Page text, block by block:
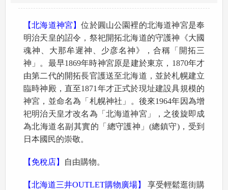
【北海道神宮】位於圓山公園裡的北海道神宮是奉
明治天皇的詔令，祭祀開拓北海道的守護神《大國
魂神、大那牟遲神、少彦名神》，合稱「開拓三
神」。最早1869年時神宮原是建於東京，1870年才
由第二代的開拓長官護送至北海道，並於札幌建立
臨時神殿，直至1871年才正式於現址建設具規模的
神宮，並命名為「札幌神社」。後來1964年因為增
祀明治天皇才改名為「北海道神宮」，之後旋即成
為北海道名副其實的「總守護神」(總鎮守)，受到
日本國民的崇敬。
【免稅店】 自由購物。
【北海道三井OUTLET購物廣場】 享受輕鬆逛街購